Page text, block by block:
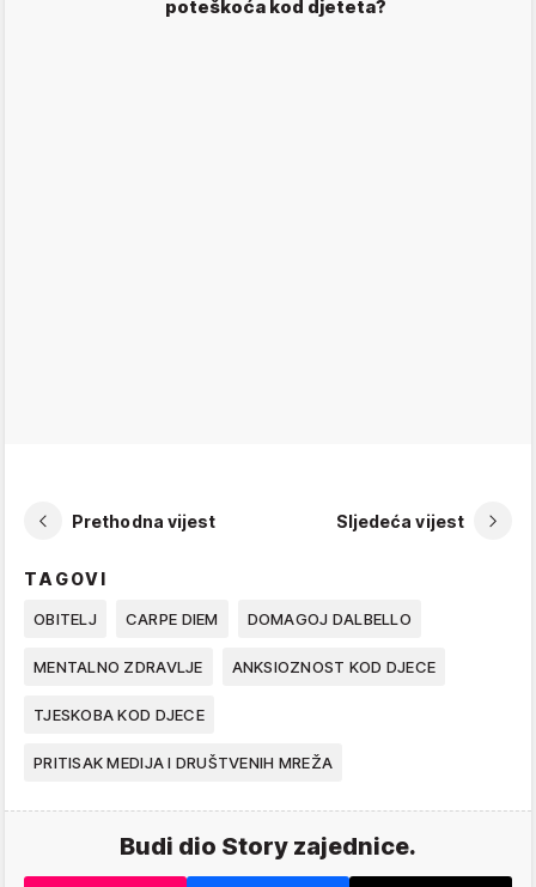
poteškoća kod djeteta?
Prethodna vijest Sljedeća vijest
TAGOVI
OBITELJ CARPE DIEM DOMAGOJ DALBELLO
MENTALNO ZDRAVLJE ANKSIOZNOST KOD DJECE
TJESKOBA KOD DJECE
PRITISAK MEDIJA I DRUŠTVENIH MREŽA
Budi dio Story zajednice.